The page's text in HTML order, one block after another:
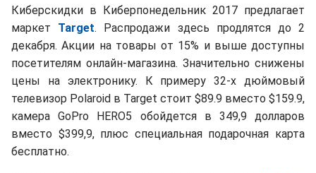
Киберскидки в Киберпонедельник 2017 предлагает
маркет Target. Распродажи здесь продлятся до 2
декабря. Акции на товары от 15% и выше доступны
посетителям онлайн-магазина. Значительно снижены
цены на электронику. К примеру 32-х дюймовый
телевизор Polaroid в Target стоит $89.9 вместо $159.9,
камера GoPro HERO5 обойдется в 349,9 долларов
вместо $399,9, плюс специальная подарочная карта
бесплатно.